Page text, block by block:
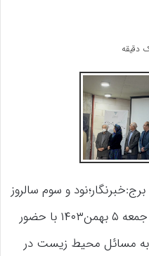
دقیقه
و سوم سالروز
تولد دکتر غلامعلی بسکی شامگاه جمعه ۵ بهمن۱۴۰۳ با حضور
به مسائل محیط زیست در